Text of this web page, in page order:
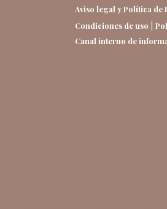
Aviso legal y Política de
Condiciones de uso
Canal interno de